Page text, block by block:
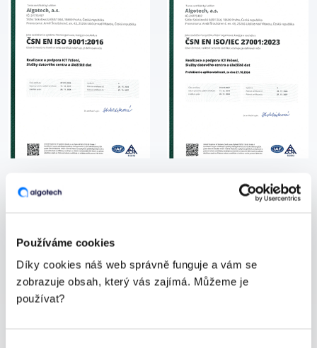
Používáme cookies
Díky cookies náš web správně funguje a vám se
zobrazuje obsah, který vás zajímá. Můžeme je
používat?
Naše společnost je certifikována podle
ISO 27001:2023 – zaručujeme nejvyšší
úroveň ochrany a bezpečnosti informací.